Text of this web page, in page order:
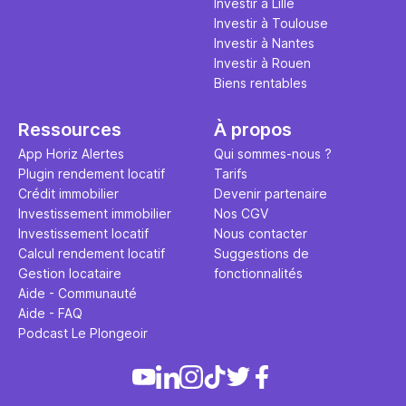
Investir à Lille
Investir à Toulouse
Investir à Nantes
Investir à Rouen
Biens rentables
Ressources
App Horiz Alertes
Plugin rendement locatif
Crédit immobilier
Investissement immobilier
Investissement locatif
Calcul rendement locatif
Gestion locataire
Aide - Communauté
Aide - FAQ
Podcast Le Plongeoir
À propos
Qui sommes-nous ?
Tarifs
Devenir partenaire
Nos CGV
Nous contacter
Suggestions de
fonctionnalités